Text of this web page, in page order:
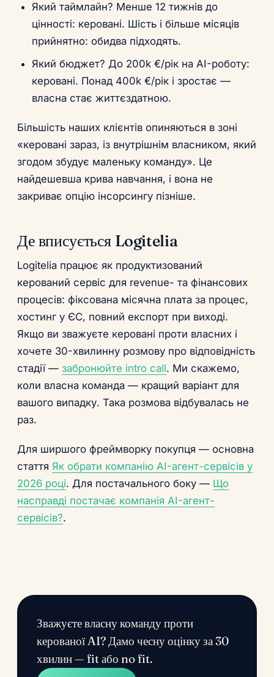
Який таймлайн? Менше 12 тижнів до
цінності: керовані. Шість і більше місяців
прийнятно: обидва підходять.
Який бюджет? До 200k €/рік на AI-роботу:
керовані. Понад 400k €/рік і зростає —
власна стає життєздатною.
Більшість наших клієнтів опиняються в зоні
«керовані зараз, із внутрішнім власником, який
згодом збудує маленьку команду». Це
найдешевша крива навчання, і вона не
закриває опцію інсорсингу пізніше.
Де вписується Logitelia
Logitelia працює як продуктизований
керований сервіс для revenue- та фінансових
процесів: фіксована місячна плата за процес,
хостинг у ЄС, повний експорт при виході.
Якщо ви зважуєте керовані проти власних і
хочете 30-хвилинну розмову про відповідність
стадії — забронюйте intro call. Ми скажемо,
коли власна команда — кращий варіант для
вашого випадку. Така розмова відбувалась не
раз.
Для ширшого фреймворку покупця — основна
стаття Як обрати компанію AI-агент-сервісів у
2026 році. Для постачального боку — Що
насправді постачає компанія AI-агент-
сервісів?.
Зважуєте власну команду проти
керованої AI? Дамо чесну оцінку за 30
хвилин — fit або no fit.